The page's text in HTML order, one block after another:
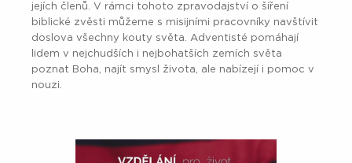
jejích členů. V rámci tohoto zpravodajství o šíření
biblické zvěsti můžeme s misijními pracovníky navštívit
doslova všechny kouty světa. Adventisté pomáhají
lidem v nejchudších i nejbohatších zemích světa
poznat Boha, najít smysl života, ale nabízejí i pomoc v
nouzi.